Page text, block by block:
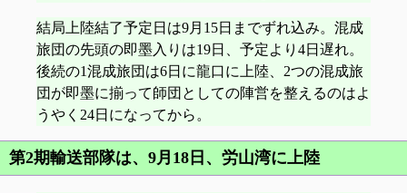
結局上陸結了予定日は9月15日までずれ込み。混成
旅団の先頭の即墨入りは19日、予定より4日遅れ。
後続の1混成旅団は6日に龍口に上陸、2つの混成旅
団が即墨に揃って師団としての陣営を整えるのはよ
うやく24日になってから。
第2期輸送部隊は、9月18日、労山湾に上陸